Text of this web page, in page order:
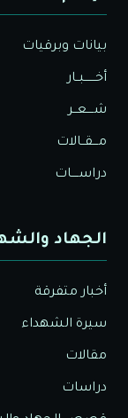
بيانات وبرقيات
أخــــــبــار
شــــعــر
مـــقــالات
دراســــات
الجهاد
أخبار متفرقة
سيرة الشهداء
مقالات
دراسات